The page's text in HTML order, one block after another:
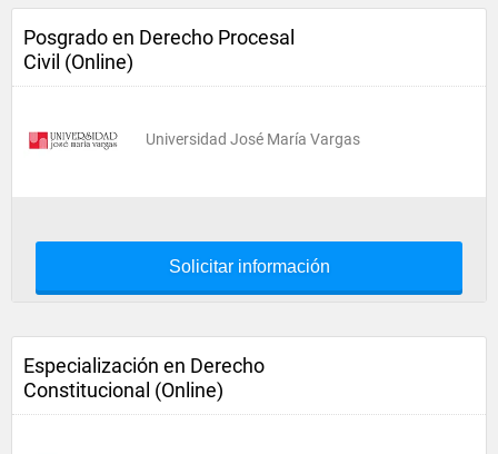
Posgrado en Derecho Procesal
Civil (Online)
Universidad José María Vargas
Solicitar información
Especialización en Derecho
Constitucional (Online)